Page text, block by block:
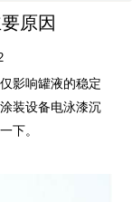
原因
影响罐液的稳定
装设备电泳漆沉
下。